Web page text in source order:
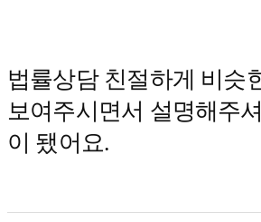
법률상담 친절하게 비슷
보여주시면서 설명해주
이 됐어요.